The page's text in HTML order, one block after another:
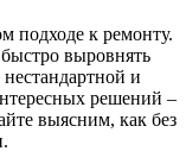
подходе к ремонту.
выровнять
и
решений –
выясним, как без